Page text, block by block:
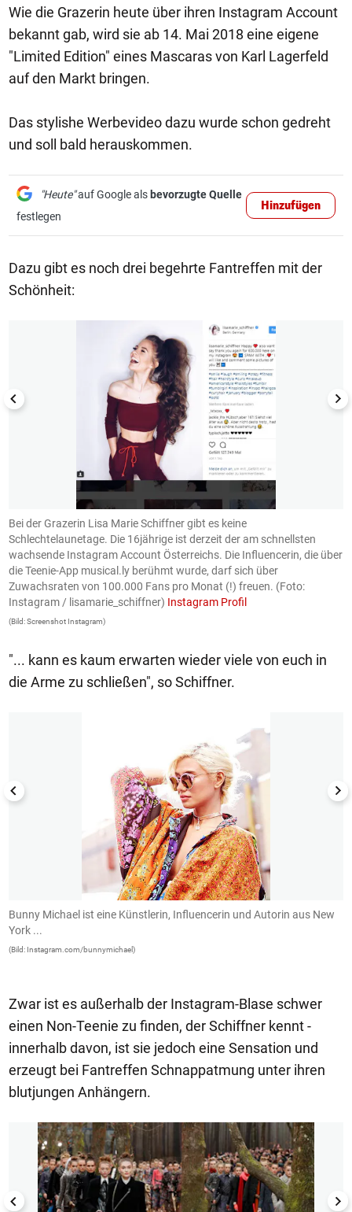
Wie die Grazerin heute über ihren Instagram Account
bekannt gab, wird sie ab 14. Mai 2018 eine eigene
"Limited Edition" eines Mascaras von Karl Lagerfeld
auf den Markt bringen.
Das stylishe Werbevideo dazu wurde schon gedreht
und soll bald herauskommen.
"Heute"auf Google als bevorzugte Quelle
festlegen
Hinzufügen
Dazu gibt es noch drei begehrte Fantreffen mit der
Schönheit:
1/10
Bei der Grazerin Lisa Marie Schiffner gibt es keine
Schlechtelaunetage. Die 16jährige ist derzeit der am schnellsten
wachsende Instagram Account Österreichs. Die Influencerin, die über
die Teenie-App musical.ly berühmt wurde, darf sich über
Zuwachsraten von 100.000 Fans pro Monat (!) freuen. (Foto:
Instagram / lisamarie_schiffner) Instagram Profil
(Bild: Screenshot Instagram)
"... kann es kaum erwarten wieder viele von euch in
die Arme zu schließen", so Schiffner.
1/9
Bunny Michael ist eine Künstlerin, Influencerin und Autorin aus New
York ...
(Bild: Instagram.com/bunnymichael)
Zwar ist es außerhalb der Instagram-Blase schwer
einen Non-Teenie zu finden, der Schiffner kennt -
innerhalb davon, ist sie jedoch eine Sensation und
erzeugt bei Fantreffen Schnappatmung unter ihren
blutjungen Anhängern.
1/19